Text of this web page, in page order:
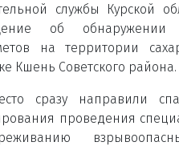
службы Курской
об обнаружении
на территории
Кшень Советского района.
сразу направили
проведения